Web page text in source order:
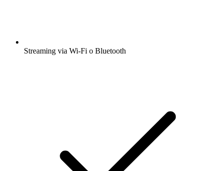
Streaming via Wi-Fi o Bluetooth